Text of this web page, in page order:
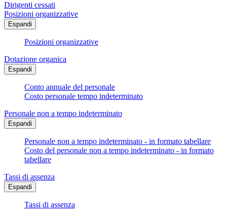
Dirigenti cessati
Posizioni organizzative
Espandi
Posizioni organizzative
Dotazione organica
Espandi
Conto annuale del personale
Costo personale tempo indeterminato
Personale non a tempo indeterminato
Espandi
Personale non a tempo indeterminato - in formato tabellare
Costo del personale non a tempo indeterminato - in formato
tabellare
Tassi di assenza
Espandi
Tassi di assenza